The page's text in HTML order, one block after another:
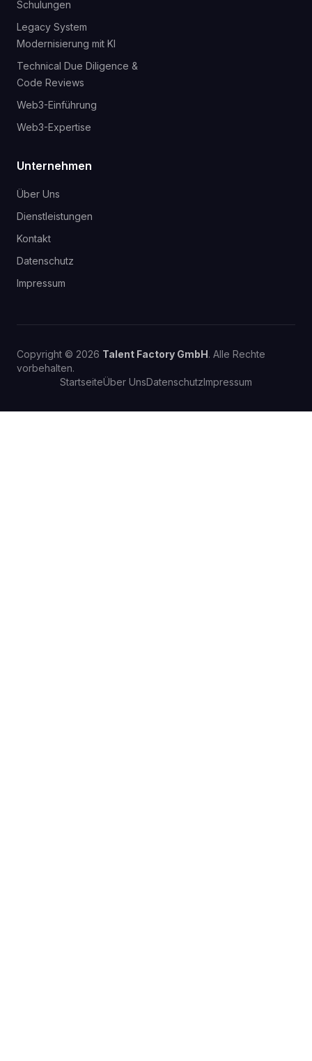
Schulungen
Legacy System
Modernisierung mit KI
Technical Due Diligence &
Code Reviews
Web3-Einführung
Web3-Expertise
Unternehmen
Über Uns
Dienstleistungen
Kontakt
Datenschutz
Impressum
Copyright © 2026 Talent Factory GmbH. Alle Rechte
vorbehalten.
StartseiteÜber UnsDatenschutzImpressum